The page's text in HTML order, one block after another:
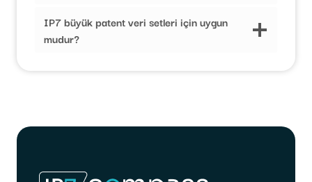
IP7 büyük patent veri setleri için uygun
mudur?